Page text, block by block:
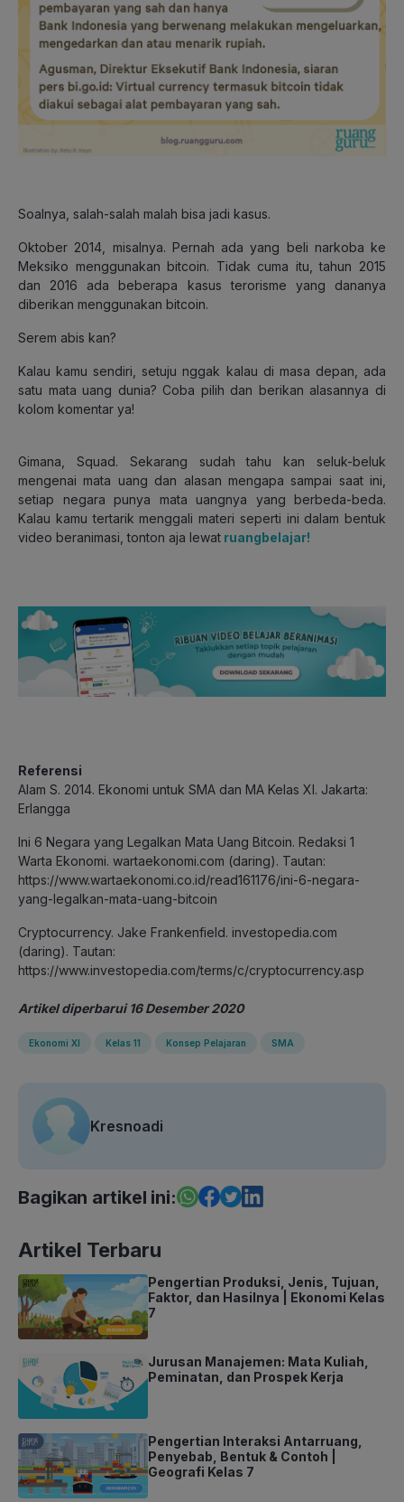
Soalnya, salah-salah malah bisa jadi kasus.
Oktober 2014, misalnya. Pernah ada yang beli narkoba ke
Meksiko menggunakan bitcoin. Tidak cuma itu, tahun 2015
dan 2016 ada beberapa kasus terorisme yang dananya
diberikan menggunakan bitcoin.
Serem abis kan?
Kalau kamu sendiri, setuju nggak kalau di masa depan, ada
satu mata uang dunia? Coba pilih dan berikan alasannya di
kolom komentar ya!
Gimana, Squad. Sekarang sudah tahu kan seluk-beluk
mengenai mata uang dan alasan mengapa sampai saat ini,
setiap negara punya mata uangnya yang berbeda-beda.
Kalau kamu tertarik menggali materi seperti ini dalam bentuk
video beranimasi, tonton aja lewat ruangbelajar!
Referensi
Alam S. 2014. Ekonomi untuk SMA dan MA Kelas XI. Jakarta:
Erlangga
Ini 6 Negara yang Legalkan Mata Uang Bitcoin. Redaksi 1
Warta Ekonomi. wartaekonomi.com (daring). Tautan:
https://www.wartaekonomi.co.id/read161176/ini-6-negara-
yang-legalkan-mata-uang-bitcoin
Cryptocurrency. Jake Frankenfield. investopedia.com
(daring). Tautan:
https://www.investopedia.com/terms/c/cryptocurrency.asp
Artikel diperbarui 16 Desember 2020
Ekonomi XI Kelas 11 Konsep Pelajaran SMA
Kresnoadi
Bagikan artikel ini:
Artikel Terbaru
Pengertian Produksi, Jenis, Tujuan,
Faktor, dan Hasilnya | Ekonomi Kelas
7
Jurusan Manajemen: Mata Kuliah,
Peminatan, dan Prospek Kerja
Pengertian Interaksi Antarruang,
Penyebab, Bentuk & Contoh |
Geografi Kelas 7